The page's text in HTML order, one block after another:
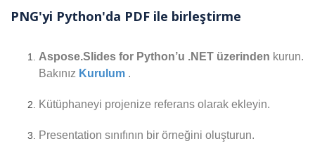
PNG'yi Python'da PDF ile birleştirme
Aspose.Slides for Python’u .NET üzerinden kurun.
Bakınız Kurulum .
Kütüphaneyi projenize referans olarak ekleyin.
Presentation sınıfının bir örneğini oluşturun.